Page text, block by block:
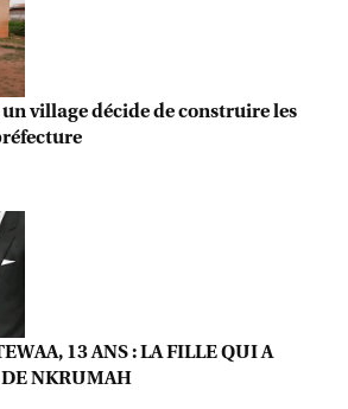
village décide de construire les
13 ANS : LA FILLE QUI A
NKRUMAH